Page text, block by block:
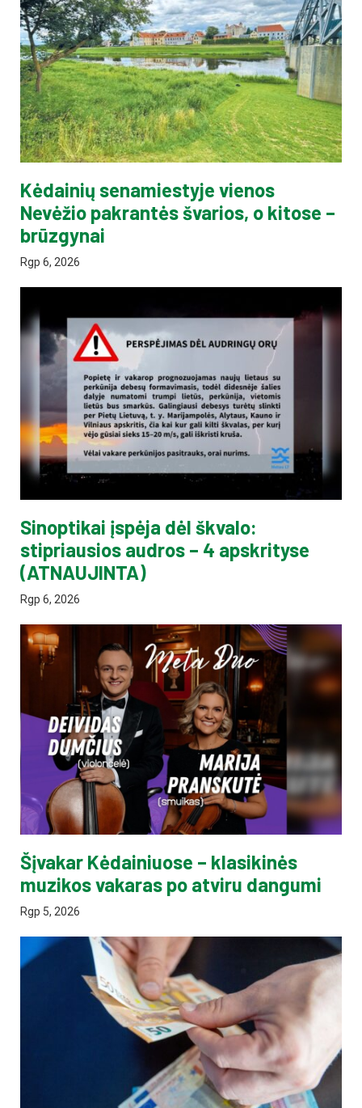
Kėdainių senamiestyje vienos
Nevėžio pakrantės švarios, o kitose –
brūzgynai
Rgp 6, 2026
Sinoptikai įspėja dėl škvalo:
stipriausios audros – 4 apskrityse
(ATNAUJINTA)
Rgp 6, 2026
Šįvakar Kėdainiuose – klasikinės
muzikos vakaras po atviru dangumi
Rgp 5, 2026